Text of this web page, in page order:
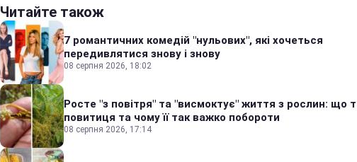
Читайте також
7 романтичних комедій "нульових", які хочеться
передивлятися знову і знову
08 серпня 2026, 18:02
Росте "з повітря" та "висмоктує" життя з рослин: що
повитиця та чому її так важко побороти
08 серпня 2026, 17:14